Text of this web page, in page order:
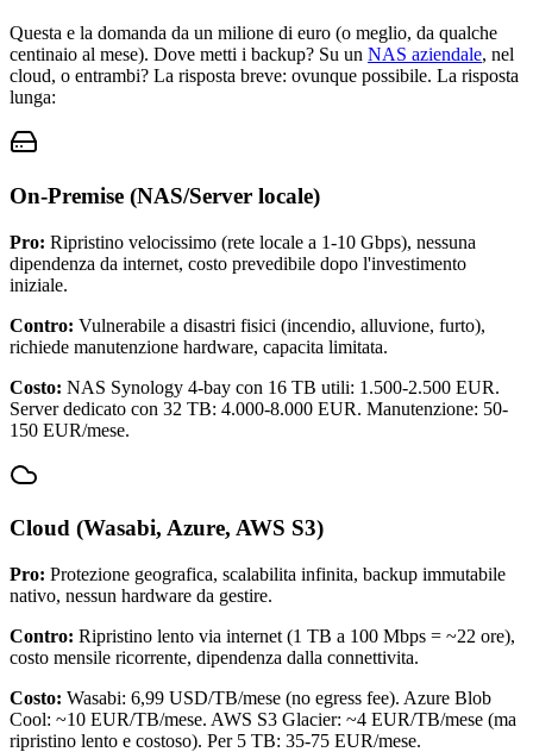
Questa e la domanda da un milione di euro (o meglio, da qualche
centinaio al mese). Dove metti i backup? Su un NAS aziendale, nel
cloud, o entrambi? La risposta breve: ovunque possibile. La risposta
lunga:
On-Premise (NAS/Server locale)
Pro: Ripristino velocissimo (rete locale a 1-10 Gbps), nessuna
dipendenza da internet, costo prevedibile dopo l'investimento
iniziale.
Contro: Vulnerabile a disastri fisici (incendio, alluvione, furto),
richiede manutenzione hardware, capacita limitata.
Costo: NAS Synology 4-bay con 16 TB utili: 1.500-2.500 EUR.
Server dedicato con 32 TB: 4.000-8.000 EUR. Manutenzione: 50-
150 EUR/mese.
Cloud (Wasabi, Azure, AWS S3)
Pro: Protezione geografica, scalabilita infinita, backup immutabile
nativo, nessun hardware da gestire.
Contro: Ripristino lento via internet (1 TB a 100 Mbps = ~22 ore),
costo mensile ricorrente, dipendenza dalla connettivita.
Costo: Wasabi: 6,99 USD/TB/mese (no egress fee). Azure Blob
Cool: ~10 EUR/TB/mese. AWS S3 Glacier: ~4 EUR/TB/mese (ma
ripristino lento e costoso). Per 5 TB: 35-75 EUR/mese.